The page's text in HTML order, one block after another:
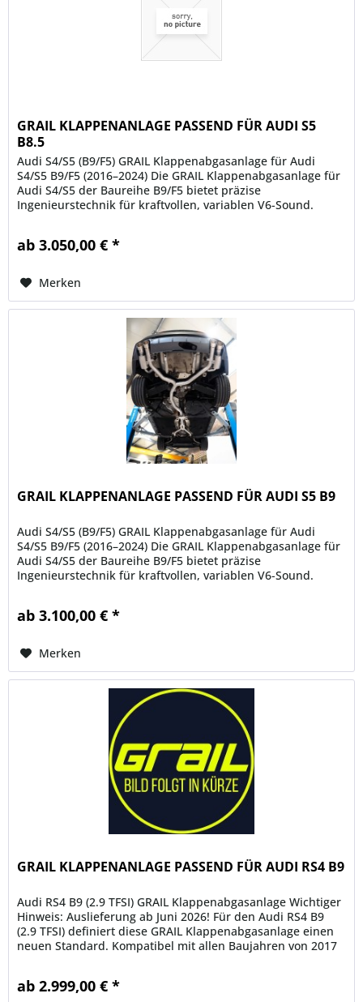
GRAIL KLAPPENANLAGE PASSEND FÜR AUDI S5
B8.5
Audi S4/S5 (B9/F5) GRAIL Klappenabgasanlage für Audi
S4/S5 B9/F5 (2016–2024) Die GRAIL Klappenabgasanlage für
Audi S4/S5 der Baureihe B9/F5 bietet präzise
Ingenieurstechnik für kraftvollen, variablen V6-Sound.
ab 3.050,00 € *
Merken
GRAIL KLAPPENANLAGE PASSEND FÜR AUDI S5 B9
Audi S4/S5 (B9/F5) GRAIL Klappenabgasanlage für Audi
S4/S5 B9/F5 (2016–2024) Die GRAIL Klappenabgasanlage für
Audi S4/S5 der Baureihe B9/F5 bietet präzise
Ingenieurstechnik für kraftvollen, variablen V6-Sound.
ab 3.100,00 € *
Merken
GRAIL KLAPPENANLAGE PASSEND FÜR AUDI RS4 B9
Audi RS4 B9 (2.9 TFSI) GRAIL Klappenabgasanlage Wichtiger
Hinweis: Auslieferung ab Juni 2026! Für den Audi RS4 B9
(2.9 TFSI) definiert diese GRAIL Klappenabgasanlage einen
neuen Standard. Kompatibel mit allen Baujahren von 2017
ab 2.999,00 € *